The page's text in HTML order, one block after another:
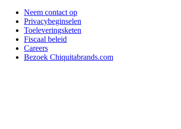
Neem contact op
Privacybeginselen
Toeleveringsketen
Fiscaal beleid
Careers
Bezoek Chiquitabrands.com